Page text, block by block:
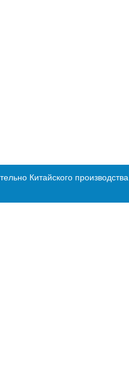
Китайского производства